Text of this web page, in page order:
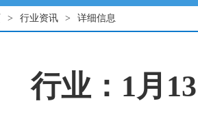
> 行业资讯 > 详细信息
行业：1月